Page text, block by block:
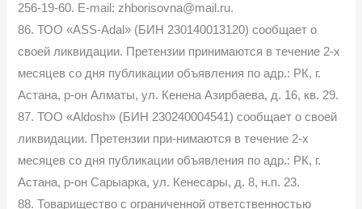
256-19-60. E-mail: zhborisovna@mail.ru.
86. ТОО «ASS-Adal» (БИН 230140013120) сообщает о
своей ликвидации. Претензии принимаются в течение 2-х
месяцев со дня публикации объявления по адр.: РК, г.
Астана, р-он Алматы, ул. Кенена Азирбаева, д. 16, кв. 29.
87. ТОО «Aldosh» (БИН 230240004541) сообщает о своей
ликвидации. Претензии при-нимаются в течение 2-х
месяцев со дня публикации объявления по адр.: РК, г.
Астана, р-он Сарыарка, ул. Кенесары, д. 8, н.п. 23.
88. Товарищество с ограниченной ответственностью